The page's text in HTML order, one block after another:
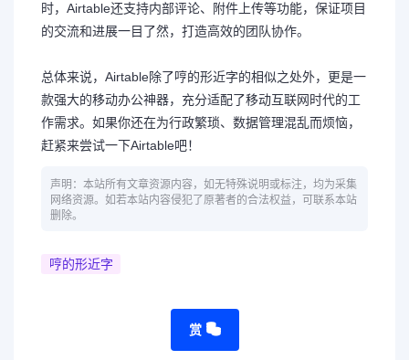
时，Airtable还支持内部评论、附件上传等功能，保证项目
的交流和进展一目了然，打造高效的团队协作。
总体来说，Airtable除了哼的形近字的相似之处外，更是一
款强大的移动办公神器，充分适配了移动互联网时代的工
作需求。如果你还在为行政繁琐、数据管理混乱而烦恼，
赶紧来尝试一下Airtable吧！
声明：本站所有文章资源内容，如无特殊说明或标注，均为采集
网络资源。如若本站内容侵犯了原著者的合法权益，可联系本站
删除。
哼的形近字
赏